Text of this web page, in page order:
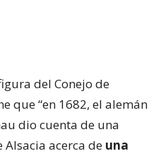
del Conejo de
que “en 1682, el alemán
dio cuenta de una
acerca de una